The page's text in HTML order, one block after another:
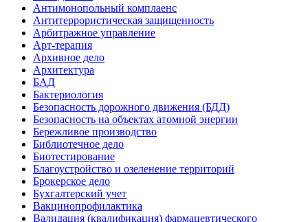
Антимонопольный комплаенс
Антитеррористическая защищенность
Арбитражное управление
Арт-терапия
Архивное дело
Архитектура
БАД
Бактериология
Безопасность дорожного движения (БДД)
Безопасность на объектах атомной энергии
Бережливое производство
Библиотечное дело
Биотестирование
Благоустройство и озеленение территорий
Брокерское дело
Бухгалтерский учет
Вакцинопрофилактика
Валидация (квалификация) фармацевтического